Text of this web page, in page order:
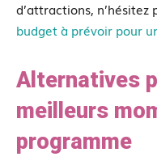
d’attractions,
budget à prévoir pour
Alternatives
meilleurs
programme